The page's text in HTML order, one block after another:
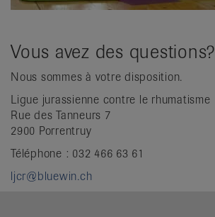
Vous avez des questions?
Nous sommes à votre disposition.
Ligue jurassienne contre le rhumatisme
Rue des Tanneurs 7
2900 Porrentruy
Téléphone : 032 466 63 61
ljcr@bluewin.ch